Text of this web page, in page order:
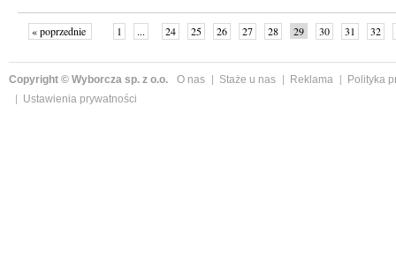
« poprzednie 1 ... 24 25 26 27 28 29 30 31 32
Copyright © Wyborcza sp. z o.o. O nas Staże u nas Reklama
Polityka
Ustawienia prywatności